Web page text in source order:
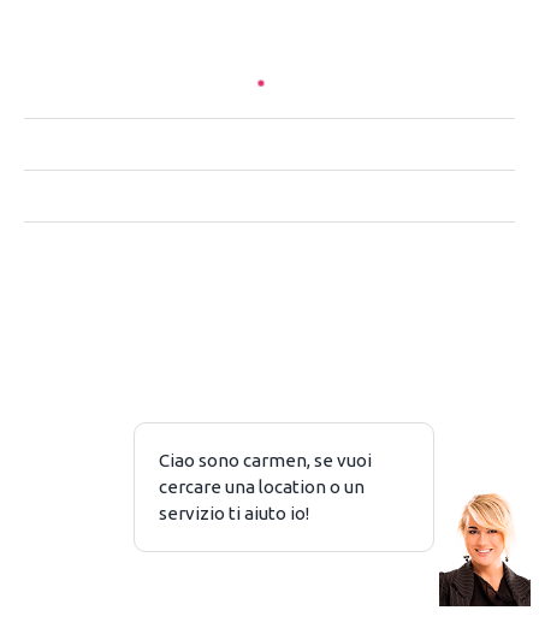
CHI SIAMO
CONTATTACI
PRIVACY
Piazzale Baracca 2 – 20123 Milano
Copyright © 2026 ASK4 SRL P. IVA 10368380969